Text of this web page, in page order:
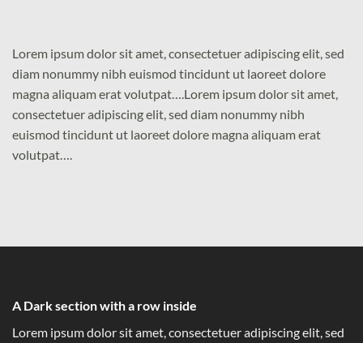
Lorem ipsum dolor sit amet, consectetuer adipiscing elit, sed
diam nonummy nibh euismod tincidunt ut laoreet dolore
magna aliquam erat volutpat….Lorem ipsum dolor sit amet,
consectetuer adipiscing elit, sed diam nonummy nibh
euismod tincidunt ut laoreet dolore magna aliquam erat
volutpat….
A Dark section with a row inside
Lorem ipsum dolor sit amet, consectetuer adipiscing elit, sed